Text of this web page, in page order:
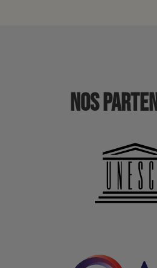
Nos